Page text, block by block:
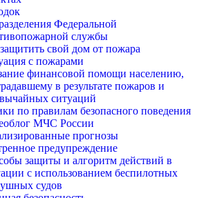
Федеральной
службы
свой дом от пожара
с пожарами
финансовой помощи населению,
в результате пожаров и
ситуаций
по правилам безопасного поведения
МЧС России
прогнозы
предупреждение
защиты и алгоритм действий в
с использованием беспилотных
судов